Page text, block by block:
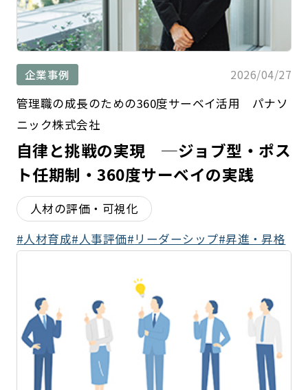
企業事例 2026/04/27
自律と挑戦の実現 ─ジョブ型・ポス
ト任期制・360度サーベイの実践
管理職の成長のための360度サーベイ活用 パナソ
ニック株式会社
人材の評価・可視化
人材育成 人事評価 リーダーシップ 昇進・昇格